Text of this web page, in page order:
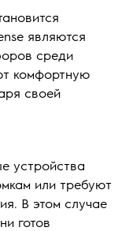
являются
среди
комфортную
своей
устройства
или требуют
В этом случае
готов